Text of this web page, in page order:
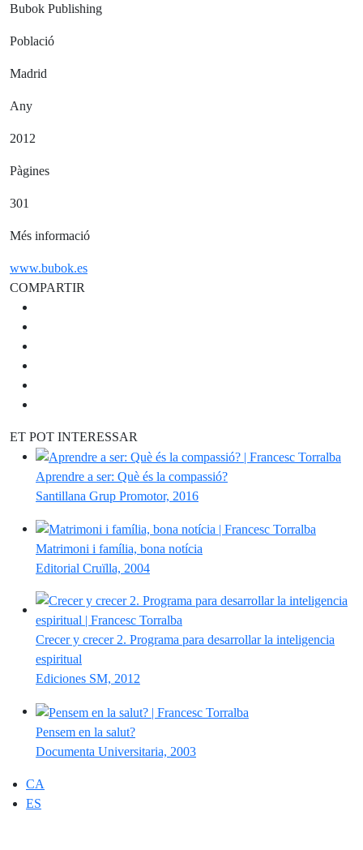
Bubok Publishing
Població
Madrid
Any
2012
Pàgines
301
Més informació
www.bubok.es
COMPARTIR
ET POT INTERESSAR
Aprendre a ser: Què és la compassió?
Santillana Grup Promotor, 2016
Matrimoni i família, bona notícia
Editorial Cruïlla, 2004
Crecer y crecer 2. Programa para desarrollar la inteligencia
espiritual
Ediciones SM, 2012
Pensem en la salut?
Documenta Universitaria, 2003
CA
ES